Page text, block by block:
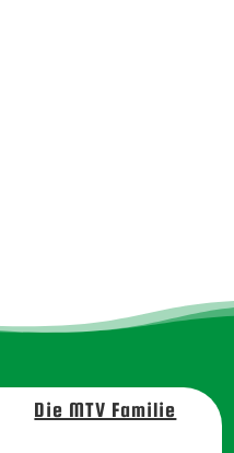
Die MTV Familie